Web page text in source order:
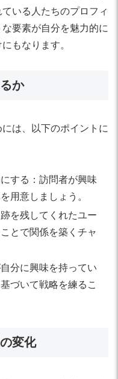
いる人たちのプロフィ
要素が自分を魅力的に
もなります。
か
は、以下のポイントに
する：訪問者が興味
用意しましょう。
を残してくれたユー
とで関係を築くチャ
分に興味を持ってい
づいて戦略を練るこ
変化